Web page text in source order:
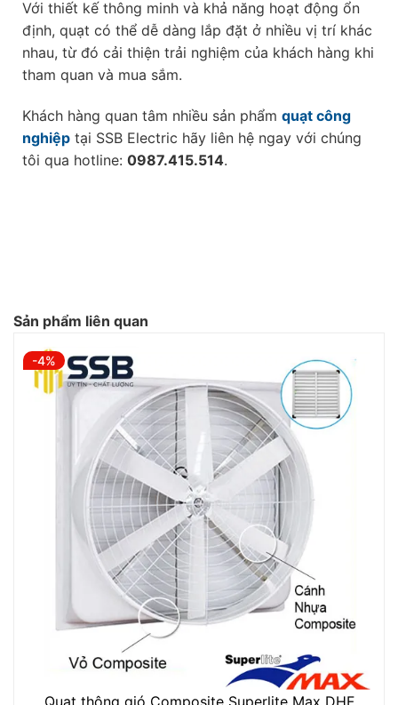
Với thiết kế thông minh và khả năng hoạt động ổn
định, quạt có thể dễ dàng lắp đặt ở nhiều vị trí khác
nhau, từ đó cải thiện trải nghiệm của khách hàng khi
tham quan và mua sắm.
Khách hàng quan tâm nhiều sản phẩm quạt công
nghiệp tại SSB Electric hãy liên hệ ngay với chúng
tôi qua hotline: 0987.415.514.
Sản phẩm liên quan
-4%